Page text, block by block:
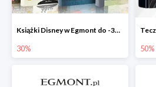
Książki Disney w Egmont do -30%
30% 50%